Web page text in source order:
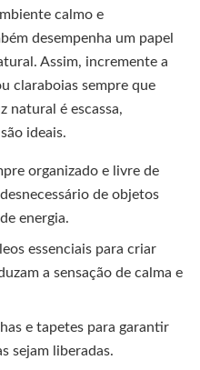
calmo e
desempenha um papel
Assim, incremente a
claraboias sempre que
natural é escassa,
ideais.
organizado e livre de
de objetos
energia.
essenciais para criar
a sensação de calma e
e tapetes para garantir
sejam liberadas.